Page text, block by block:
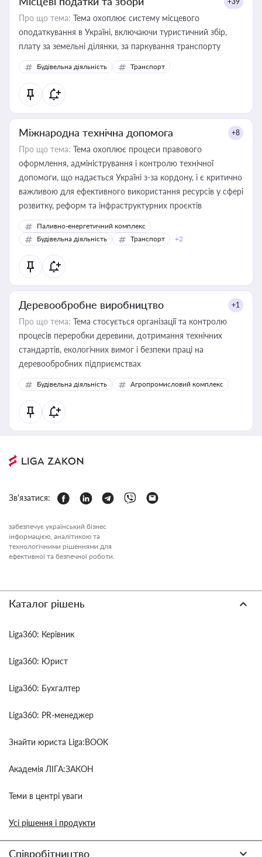
Про що тема: Тема охоплює систему місцевого
оподаткування в Україні, включаючи туристичний збір,
плату за земельні ділянки, за паркування транспорту
Будівельна діяльність Транспорт
Міжнародна технічна допомога +8
Про що тема: Тема охоплює процеси правового
оформлення, адміністрування і контролю технічної
допомоги, що надається Україні з-за кордону, і є критично
важливою для ефективного використання ресурсів у сфері
розвитку, реформ та інфраструктурних проєктів
Паливно-енергетичний комплекс
Будівельна діяльність
Транспорт +2
Деревообробне виробництво +1
Про що тема: Тема стосується організації та контролю
процесів переробки деревини, дотримання технічних
стандартів, екологічних вимог і безпеки праці на
деревообробних підприємствах
Будівельна діяльність Агропромисловий комплекс
Зв'язатися:
забезпечує український бізнес
інформацією, аналітикою та
технологічними рішеннями для
ефективної та безпечної роботи.
Каталог рішень
Liga360: Керівник
Liga360: Юрист
Liga360: Бухгалтер
Liga360: PR-менеджер
Знайти юриста Liga:BOOK
Академія ЛІГА:ЗАКОН
Теми в центрі уваги
Усі рішення і продукти
Співробітництво